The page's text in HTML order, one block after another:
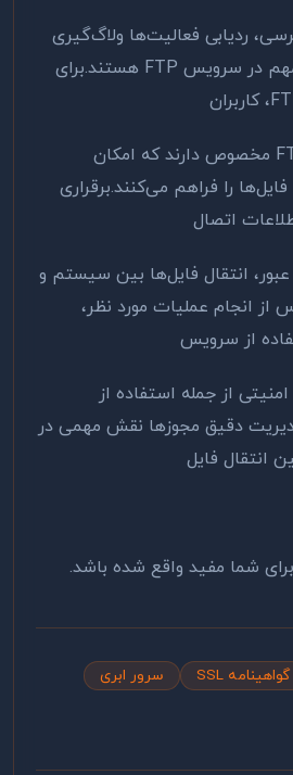
ردیابی فعالیت‌ها ولاگ‌گیری
مهم در سرویس FTP هستند.برای
، کاربران
مخصوص دارند که امکان
را فراهم می‌کنند.برقراری
اتصال
عبور، انتقال فایل‌ها بین سیستم و
انجام عملیات مورد نظر،
از سرویس
از جمله استفاده از
دقیق مجوزها نقش مهمی در
انتقال فایل
شما مفید واقع شده باشد.
گواهینامه SSL سرور ابری